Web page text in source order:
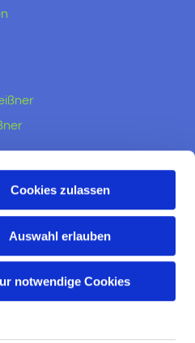
Cookies zulassen
Auswahl erlauben
notwendige Cookies